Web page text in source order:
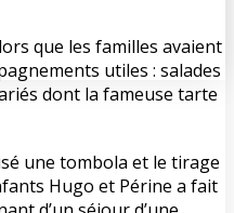
de porc, merguez
que les familles avaient
utiles : salades
dont la fameuse tarte
une tombola et le tirage
Hugo et Périne a fait